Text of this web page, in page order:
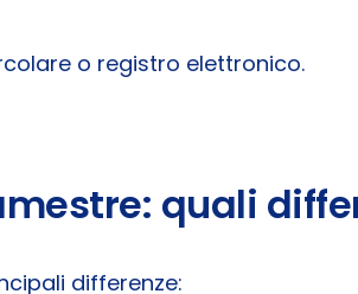
o registro elettronico.
quali
differenze: